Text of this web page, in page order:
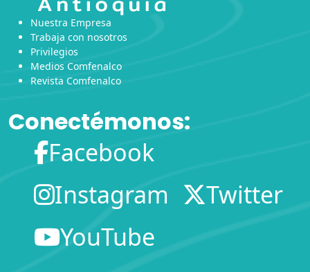
Nuestra Empresa
Trabaja con nosotros
Privilegios
Medios Comfenalco
Revista Comfenalco
Conectémonos:
Facebook
Instagram
Twitter
YouTube